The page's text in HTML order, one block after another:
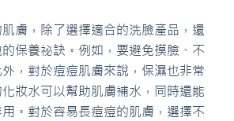
膚，除了選擇適合的洗臉產品，還
保養祕訣。例如，要避免摸臉、不
，對於痘痘肌膚來說，保濕也非常
妝水可以幫助肌膚補水，同時還能
。對於容易長痘痘的肌膚，選擇不